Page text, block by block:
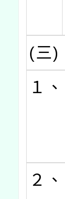
(三)
１、
２、